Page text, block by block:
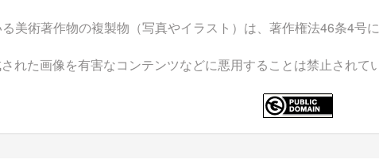
美術著作物の複製物（写真やイラスト）は、著作権法46条4号
れた画像を有害なコンテンツなどに悪用することは禁止されて